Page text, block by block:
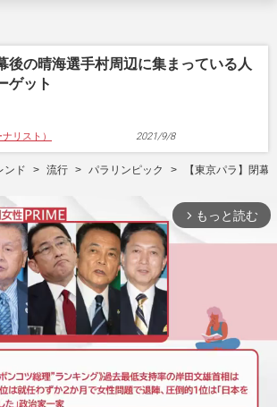
後の晴海選手村周辺に集まっている人
ゲット
リスト） 2021/9/8
ンド 流行 パラリンピック 【東京パラ】閉
arrow_forward_ios もっと読む